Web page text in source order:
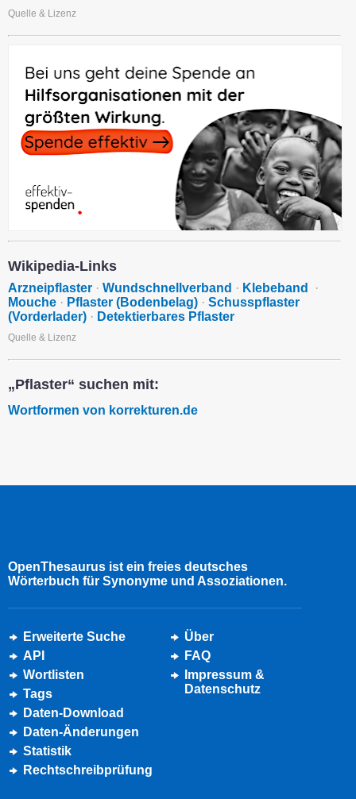
Quelle & Lizenz
Wikipedia-Links
Arzneipflaster · Wundschnellverband · Klebeband
·
Mouche · Pflaster (Bodenbelag) · Schusspflaster
(Vorderlader) · Detektierbares Pflaster
Quelle & Lizenz
„Pflaster“ suchen mit:
Wortformen von korrekturen.de
OpenThesaurus ist ein freies deutsches
Wörterbuch für Synonyme und Assoziationen.
Erweiterte Suche
API
Wortlisten
Tags
Daten-Download
Daten-Änderungen
Statistik
Rechtschreibprüfung
Über
FAQ
Impressum &
Datenschutz